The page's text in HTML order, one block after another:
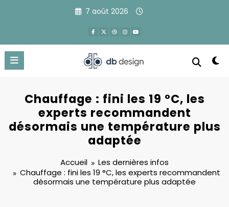
7 août 2026
Chauffage : fini les 19 °C, les
experts recommandent
désormais une température plus
adaptée
Accueil
Les dernières infos
Chauffage : fini les 19 °C, les experts recommandent
désormais une température plus adaptée